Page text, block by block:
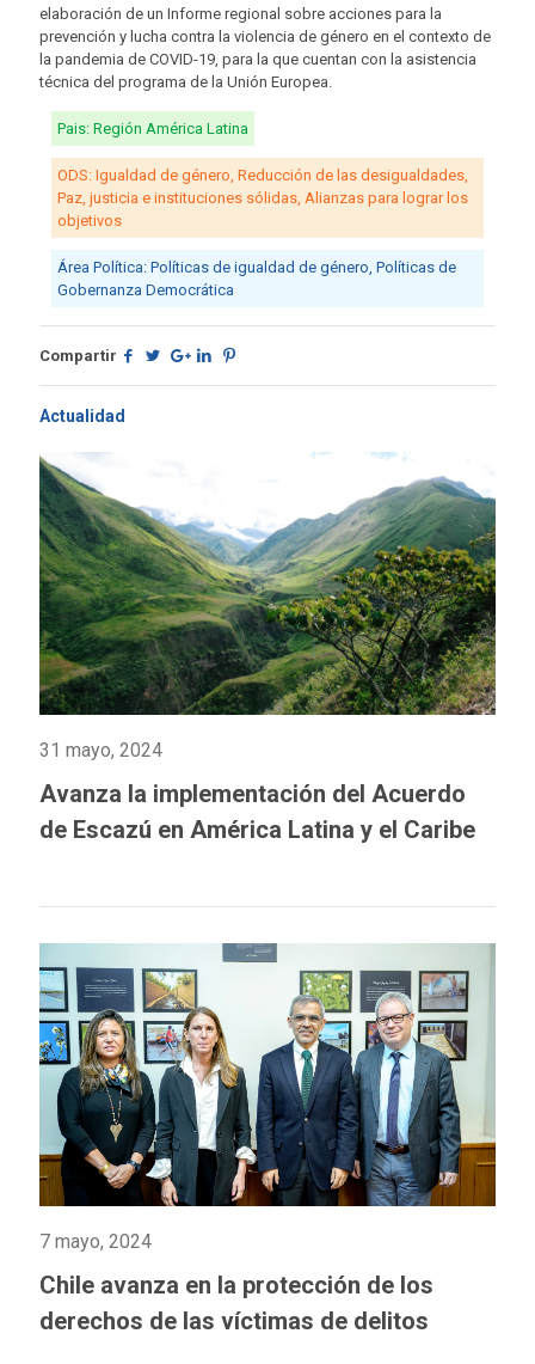
elaboración de un Informe regional sobre acciones para la
prevención y lucha contra la violencia de género en el contexto de
la pandemia de COVID-19, para la que cuentan con la asistencia
técnica del programa de la Unión Europea.
Pais: Región América Latina
ODS: Igualdad de género, Reducción de las desigualdades,
Paz, justicia e instituciones sólidas, Alianzas para lograr los
objetivos
Área Política: Políticas de igualdad de género, Políticas de
Gobernanza Democrática
Compartir
Actualidad
31 mayo, 2024
Avanza la implementación del Acuerdo
de Escazú en América Latina y el Caribe
7 mayo, 2024
Chile avanza en la protección de los
derechos de las víctimas de delitos